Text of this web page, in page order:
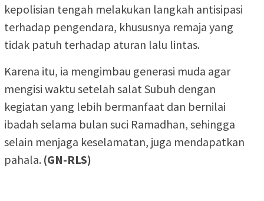
kepolisian tengah melakukan langkah antisipasi
terhadap pengendara, khususnya remaja yang
tidak patuh terhadap aturan lalu lintas.
Karena itu, ia mengimbau generasi muda agar
mengisi waktu setelah salat Subuh dengan
kegiatan yang lebih bermanfaat dan bernilai
ibadah selama bulan suci Ramadhan, sehingga
selain menjaga keselamatan, juga mendapatkan
pahala. (GN-RLS)